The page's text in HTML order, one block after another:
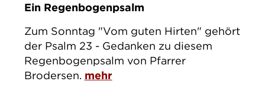
Ein Regenbogenpsalm
Zum Sonntag "Vom guten Hirten" gehört
der Psalm 23 - Gedanken zu diesem
Regenbogenpsalm von Pfarrer
Brodersen. mehr